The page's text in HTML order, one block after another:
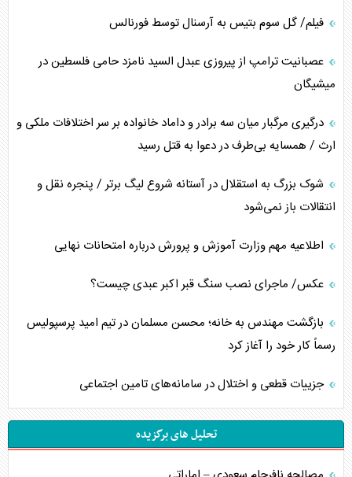
فیلم/ گل سوم بتیس به آرسنال توسط فورنالس
عصبانیت ترامپ از پیروزی عبدل السید نامزد حامی فلسطین در
میشیگان
درگیری مرگبار میان سه برادر و داماد خانواده بر سر اختلافات ملکی و
ارث / همسایه بی‌طرف در دعوا به قتل رسید
شوک بزرگ به استقلال در آستانه شروع لیگ برتر / پنجره نقل و
انتقالات باز نمی‌شود
اطلاعیه مهم وزارت آموزش و پرورش درباره امتحانات نهایی
عکس/ ماجرای نصب سنگ قبر اکبر عبدی چیست؟
بازگشت مهندس به خانه؛ محسن مسلمان در تیم امید پرسپولیس
رسماً کار خود را آغاز کرد
جزییات قطعی و اختلال در سامانه‌های تامین اجتماعی
تحلیل های برگزیده